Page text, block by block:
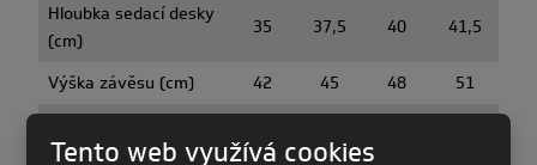
Hloubka sedací desky
(cm)
35 37,5 40 41,5
Výška závěsu (cm) 42 45 48
51
Tento web využívá cookies